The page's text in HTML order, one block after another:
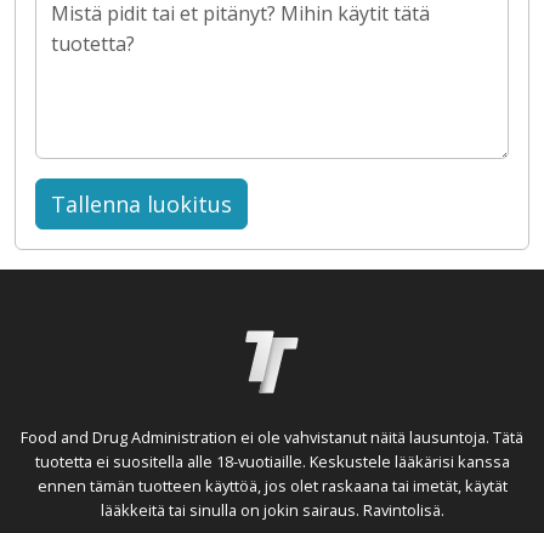
Tallenna luokitus
Food and Drug Administration ei ole vahvistanut näitä lausuntoja. Tätä
tuotetta ei suositella alle 18-vuotiaille. Keskustele lääkärisi kanssa
ennen tämän tuotteen käyttöä, jos olet raskaana tai imetät, käytät
lääkkeitä tai sinulla on jokin sairaus. Ravintolisä.